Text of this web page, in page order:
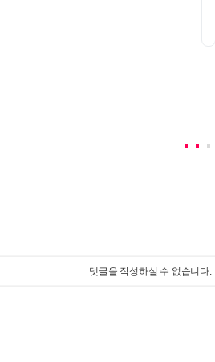
댓글을 작성하실 수 없습니다.